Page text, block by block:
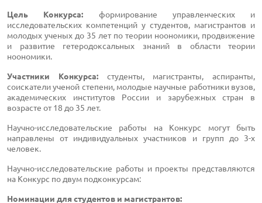
Цель Конкурса: формирование управленческих и
исследовательских компетенций у студентов, магистрантов и
молодых ученых до 35 лет по теории ноономики, продвижение
и развитие гетеродоксальных знаний в области теории
ноономики.
Участники Конкурса:студенты, магистранты, аспиранты,
соискатели ученой степени, молодые научные работники вузов,
академических институтов России и зарубежных стран в
возрасте от 18 до 35 лет.
Научно-исследовательские работы на Конкурс могут быть
направлены от индивидуальных участников и групп до 3-х
человек.
Научно-исследовательские работы и проекты представляются
на Конкурс по двум подконкурсам:
Номинации для студентов и магистрантов: